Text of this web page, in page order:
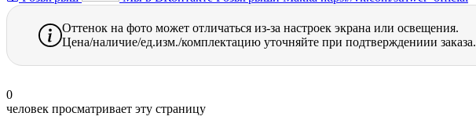
Оттенок на фото может отличаться из-за настроек экрана или освещения.
Цена/наличие/ед.изм./комплектацию уточняйте при подтверждениии заказа.
0
человек просматривает эту страницу